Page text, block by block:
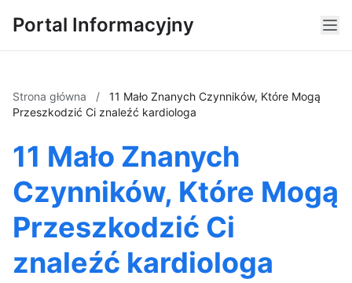
Portal Informacyjny
Strona główna /
11 Mało Znanych Czynników, Które Mogą
Przeszkodzić Ci znaleźć kardiologa
11 Mało Znanych
Czynników, Które Mogą
Przeszkodzić Ci
znaleźć kardiologa